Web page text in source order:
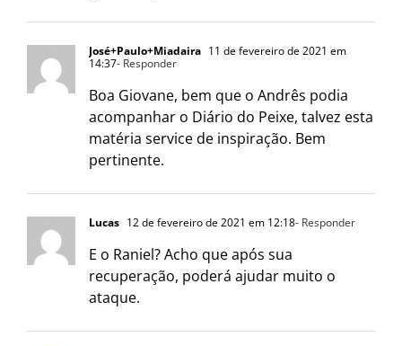
José+Paulo+Miadaira 11 de fevereiro de 2021 em
14:37- Responder
Boa Giovane, bem que o Andrês podia
acompanhar o Diário do Peixe, talvez esta
matéria service de inspiração. Bem
pertinente.
Lucas 12 de fevereiro de 2021 em 12:18- Responder
E o Raniel? Acho que após sua
recuperação, poderá ajudar muito o
ataque.